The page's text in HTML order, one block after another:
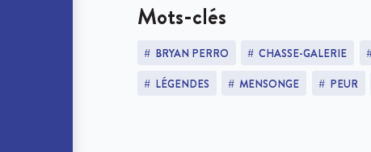
Mots-clés
BRYAN PERRO CHASSE-GALERIE
LÉGENDES
MENSONGE PEUR